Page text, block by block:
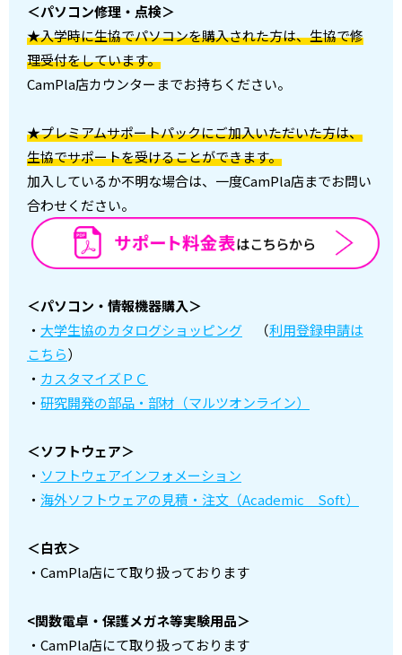
＜パソコン修理・点検＞
★入学時に生協でパソコンを購入された方は、生協で修
理受付をしています。
CamPla店カウンターまでお持ちください。
★プレミアムサポートパックにご加入いただいた方は、
生協でサポートを受けることができます。
加入しているか不明な場合は、一度CamPla店までお問い
合わせください。
＜パソコン・情報機器購入＞
・ 大学生協のカタログショッピング （利用登録申請は
こちら）
・ カスタマイズＰＣ
・ 研究開発の部品・部材（マルツオンライン）
＜ソフトウェア＞
・ ソフトウェアインフォメーション
・ 海外ソフトウェアの見積・注文（Academic Soft）
＜白衣＞
・CamPla店にて取り扱っております
<関数電卓・保護メガネ等実験用品＞
・CamPla店にて取り扱っております